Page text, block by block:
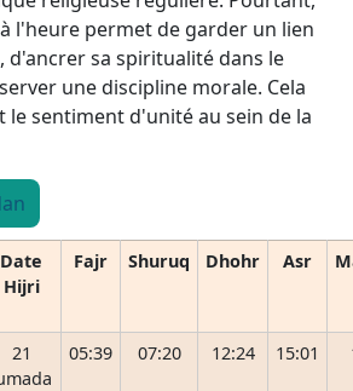
l'heure permet de garder un lien
d'ancrer sa spiritualité dans le
une discipline morale. Cela
le sentiment d'unité au sein de la
Date
Hijri
Fajr Shuruq Dhohr Asr
21
05:39 07:20 12:24 15:01